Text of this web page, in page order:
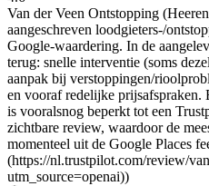
Van der Veen Ontstopping
aangeschreven loodgieters-/
Google-waardering. In de
terug: snelle interventie (soms
aanpak bij verstoppingen/
en vooraf redelijke
is vooralsnog beperkt tot een
zichtbare review, waardoor de
momenteel uit de Google Places
(https://nl.trustpilot.com/review/
utm_source=openai))